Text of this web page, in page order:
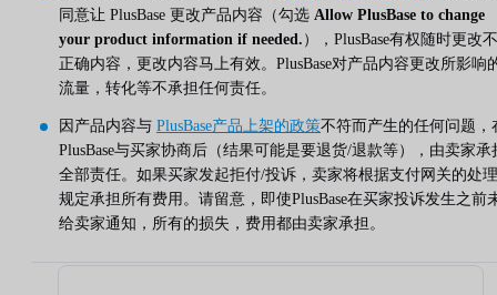
同意让 PlusBase 更改产品内容（勾选 Allow PlusBase to change
your product information if needed. ），PlusBase有权随时更改不
正确内容，更改内容马上有效。PlusBase对产品内容更改所影响
流量，转化等不承担任何责任。
因产品内容与 PlusBase产品上架的政策不符而产生的任何问题，
PlusBase与买家协商后（结果可能是要退货/退款等），由卖家承
全部责任。如果买家发起拒付/投诉，卖家将根据支付网关的处理
规定承担所有费用。请留意，即使PlusBase在买家投诉发生之前
给卖家通知，所有的损失，费用都由卖家承担。